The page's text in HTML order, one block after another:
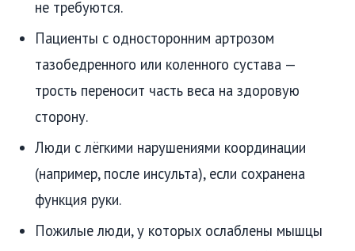
не требуются.
Пациенты с односторонним артрозом
тазобедренного или коленного сустава —
трость переносит часть веса на здоровую
сторону.
Люди с лёгкими нарушениями координации
(например, после инсульта), если сохранена
функция руки.
Пожилые люди, у которых ослаблены мышцы